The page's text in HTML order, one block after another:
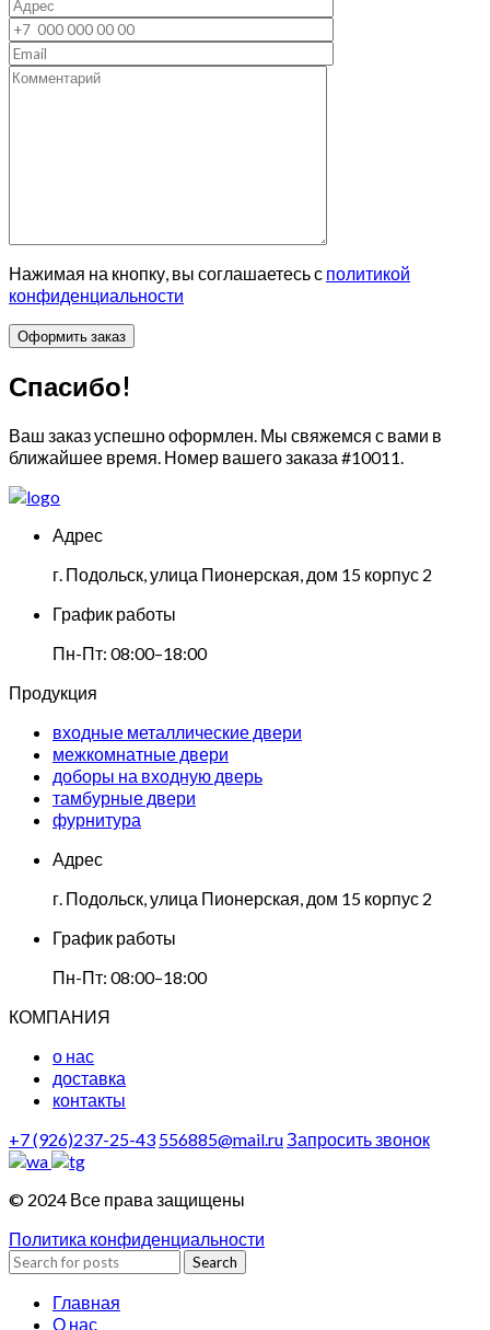
Нажимая на кнопку, вы соглашаетесь с политикой
конфиденциальности
Спасибо!
Ваш заказ успешно оформлен. Мы свяжемся с вами в
ближайшее время. Номер вашего заказа #10011.
Адрес
г. Подольск, улица Пионерская, дом 15 корпус 2
График работы
Пн-Пт: 08:00–18:00
Продукция
входные металлические двери
межкомнатные двери
доборы на входную дверь
тамбурные двери
фурнитура
Адрес
г. Подольск, улица Пионерская, дом 15 корпус 2
График работы
Пн-Пт: 08:00–18:00
КОМПАНИЯ
о нас
доставка
контакты
+7 (926)237-25-43 556885@mail.ruЗапросить звонок
© 2024 Все права защищены
Политика конфиденциальности
Search
Главная
О нас